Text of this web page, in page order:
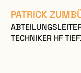
PATRICK
TECHNIKER HF